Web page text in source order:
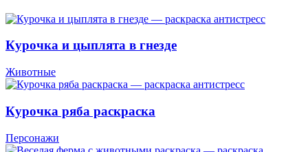
Курочка и цыплята в гнезде
Животные
Курочка ряба раскраска
Персонажи